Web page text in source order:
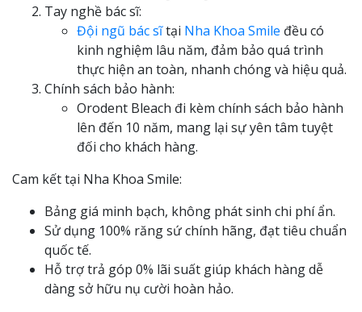
Tay nghề bác sĩ:
Đội ngũ bác sĩtại Nha Khoa Smile đều có
kinh nghiệm lâu năm, đảm bảo quá trình
thực hiện an toàn, nhanh chóng và hiệu quả.
Chính sách bảo hành:
Orodent Bleach đi kèm chính sách bảo hành
lên đến 10 năm, mang lại sự yên tâm tuyệt
đối cho khách hàng.
Cam kết tại Nha Khoa Smile:
Bảng giá minh bạch, không phát sinh chi phí ẩn.
Sử dụng 100% răng sứ chính hãng, đạt tiêu chuẩn
quốc tế.
Hỗ trợ trả góp 0% lãi suất giúp khách hàng dễ
dàng sở hữu nụ cười hoàn hảo.